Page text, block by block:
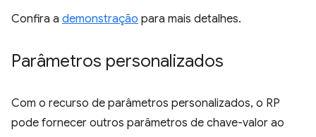
Confira a demonstração para mais detalhes.
Parâmetros personalizados
Com o recurso de parâmetros personalizados, o RP
pode fornecer outros parâmetros de chave-valor ao